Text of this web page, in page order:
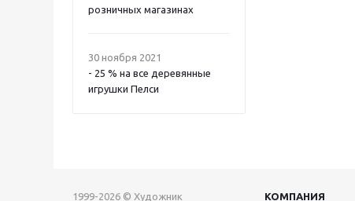
розничных магазинах
30 ноября 2021
- 25 % на все деревянные
игрушки Пелси
1999-2026 © Художник КОМПАНИЯ